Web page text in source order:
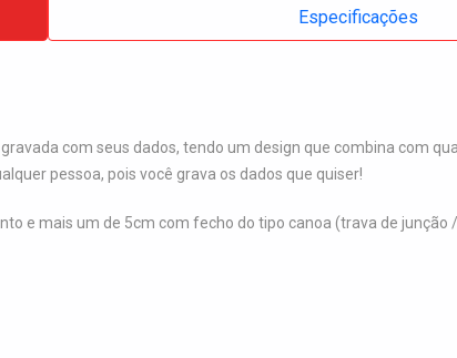
Especificações
com seus dados, tendo um design que combina com
pessoa, pois você grava os dados que quiser!
e mais um de 5cm com fecho do tipo canoa (trava de